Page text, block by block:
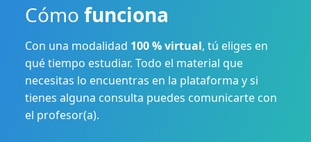
Cómo funciona
Con una modalidad 100 % virtual, tú eliges en
qué tiempo estudiar. Todo el material que
necesitas lo encuentras en la plataforma y si
tienes alguna consulta puedes comunicarte con
el profesor(a).